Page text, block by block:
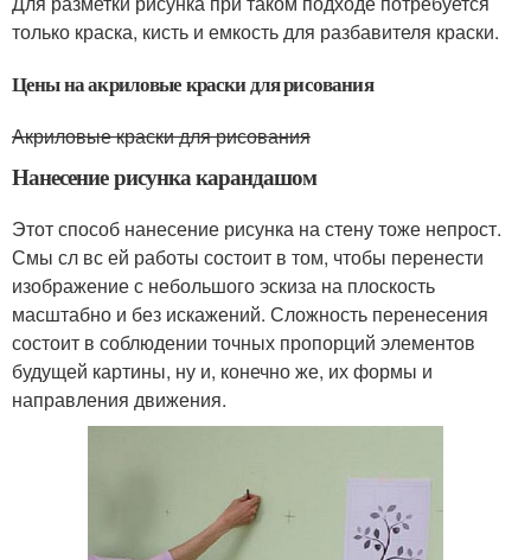
только краска, кисть и емкость для разбавителя краски.
Цены на акриловые краски для рисования
Акриловые краски для рисования
Нанесение рисунка карандашом
Этот способ нанесение рисунка на стену тоже непрост.
Смы сл вс ей работы состоит в том, чтобы перенести
изображение с небольшого эскиза на плоскость
масштабно и без искажений. Сложность перенесения
состоит в соблюдении точных пропорций элементов
будущей картины, ну и, конечно же, их формы и
направления движения.